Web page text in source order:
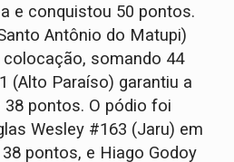
e conquistou 50 pontos.
Antônio do Matupi)
somando 44
(Alto Paraíso) garantiu a
pontos. O pódio foi
Wesley #163 (Jaru) em
pontos, e Hiago Godoy